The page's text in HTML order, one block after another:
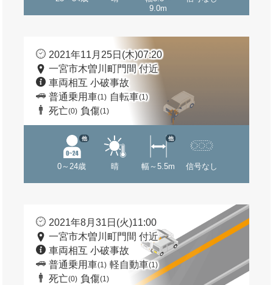
9.0m
2021年11月25日(木)07:20
一宮市木曽川町門間 付近
車両相互 小破事故
普通乗用車(1) 自転車(1)
死亡(0) 負傷(1)
0～24歳
他
晴 幅～5.5m
他
信号なし
2021年8月31日(火)11:00
一宮市木曽川町門間 付近
車両相互 小破事故
普通乗用車(1) 軽自動車(1)
死亡(0) 負傷(1)